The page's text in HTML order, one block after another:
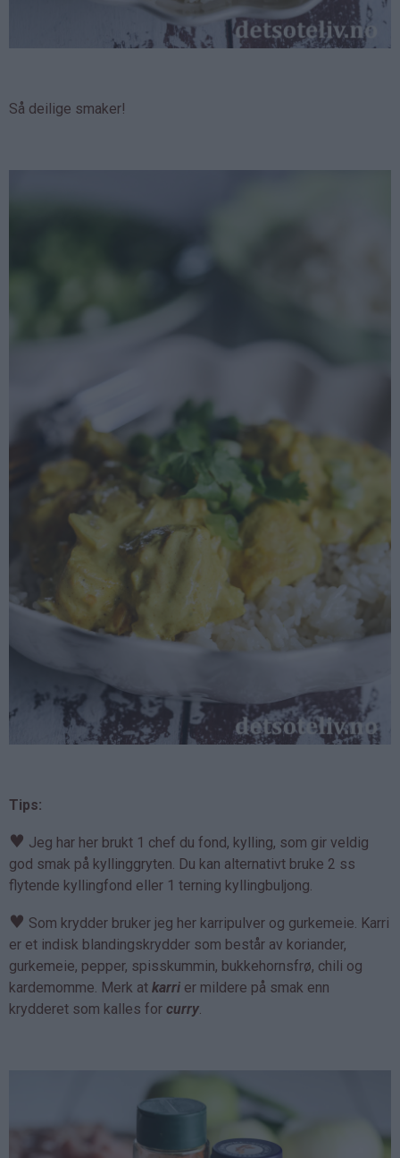
Så deilige smaker!
Tips:
♥ Jeg har her brukt 1 chef du fond, kylling, som gir veldig
god smak på kyllinggryten. Du kan alternativt bruke 2 ss
flytende kyllingfond eller 1 terning kyllingbuljong.
♥ Som krydder bruker jeg her karripulver og gurkemeie. Karri
er et indisk blandingskrydder som består av koriander,
gurkemeie, pepper, spisskummin, bukkehornsfrø, chili og
kardemomme. Merk at karri er mildere på smak enn
krydderet som kalles for curry.